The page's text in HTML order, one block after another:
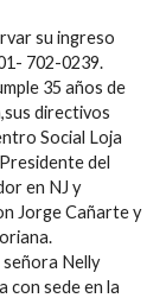
su ingreso
702-0239.
35 años de
directivos
Social Loja
del
en NJ y
Jorge Cañarte y
Nelly
con sede en la